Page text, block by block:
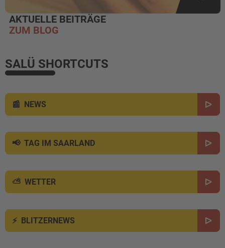
AKTUELLE BEITRÄGE
ZUM BLOG
SALÜ SHORTCUTS
NEWS
TAG IM SAARLAND
WETTER
BLITZERNEWS